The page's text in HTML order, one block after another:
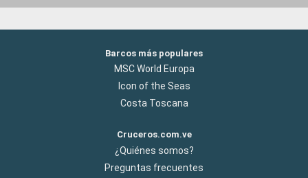
Barcos más populares
MSC World Europa
Icon of the Seas
Costa Toscana
Cruceros.com.ve
¿Quiénes somos?
Preguntas frecuentes